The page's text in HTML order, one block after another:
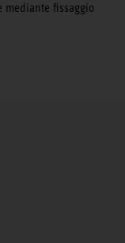
mediante fissaggio